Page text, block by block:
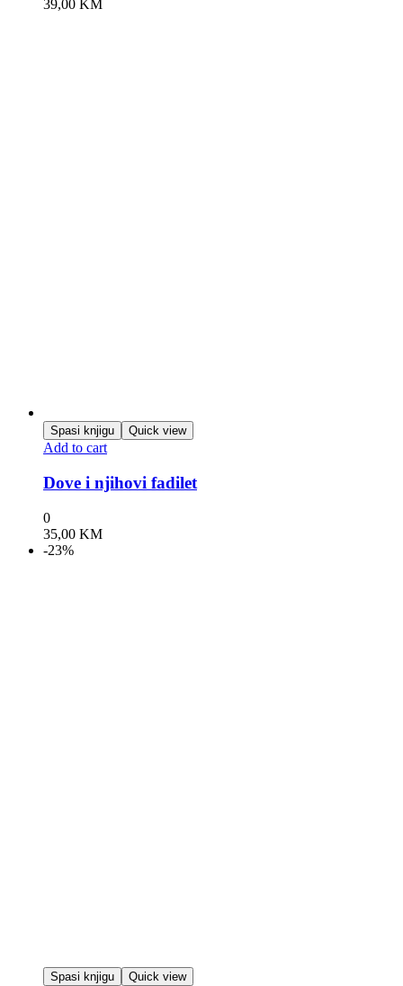
39,00 KM
Spasi knjigu Quick view
Add to cart
Dove i njihovi fadilet
0
35,00 KM
-23%
Spasi knjigu Quick view